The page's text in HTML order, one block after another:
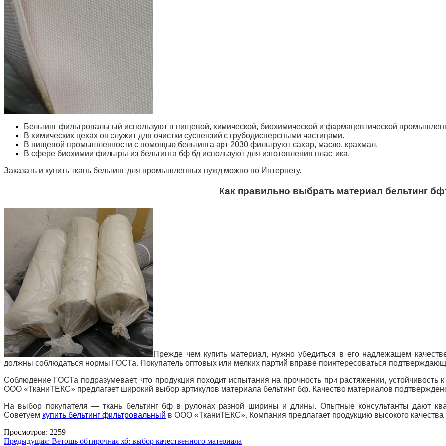
Бельтинг фильтровальный используют в пищевой, химической, биохимической и фармацевтической
В химических цехах он служит для очистки суспензий с грубодисперсными частицами.
В пищевой промышленности с помощью бельтинга арт 2030 фильтруют сахар, масло, крахмал.
В сфере биохимии фильтры из бельтинга бф бд используют для изготовления пластика.
Заказать и купить ткань бельтинг для промышленных нужд можно по Интернету.
Как правильно выбрать материал бельтинг
Прежде чем купить материал, нужно убедиться в его надлежащем
должны соблюдаться нормы ГОСТа. Покупатель оптовых или мелких партий вправе поинтересоваться
Соблюдение ГОСТа подразумевает, что продукция походит испытания на прочность при растяжении,
ООО «ТканиТЕКС» предлагает широкий выбор артикулов материала бельтинг бф. Качество материалов
На выбор покупателя — ткань бельтинг бф в рулонах разной ширины и длины. Опытные консультанты дают
Советуем купить бельтинг фильтровальный в ООО «ТканиТЕКС». Компания предлагает продукцию высокого качества
Просмотров: 2259
Навигация
Предыдущая: Ветошь обтирочная хб: выбор качественного материала